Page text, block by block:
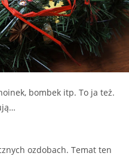
bombek itp. To ja też.
ozdobach. Temat ten